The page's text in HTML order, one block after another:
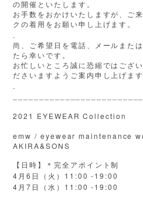
の開催といたします。
お手数をおかけいたしますが、ご
クの着用をお願い申し上げます。
.
尚、ご希望日を電話、メールまたは
たら幸いです。
お忙しいところ誠に恐縮ではござ
ださいますようご案内申し上げます
.
2021 EYEWEAR Collection
emw / eyewear maintenance
AKIRA&SONS
【日時】＊完全アポイント制
4 月6 日（火） 11:00 -19:00
4 月7 日（水） 11:00 -19:00